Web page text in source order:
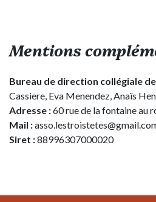
Mentions
Bureau de direction collégiale
Cassiere, Eva Menendez, Anaïs
Adresse :60 rue de la fontaine au
Mail :
Siret :88996307000020